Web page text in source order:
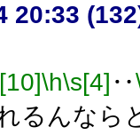
20:33
\h\s[4] ‥
るんなら